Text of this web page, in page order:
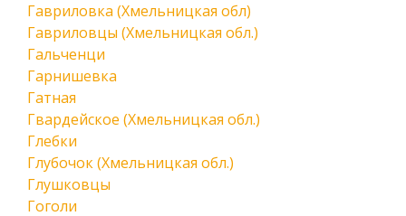
Гавриловка (Хмельницкая обл)
Гавриловцы (Хмельницкая обл.)
Гальченци
Гарнишевка
Гатная
Гвардейское (Хмельницкая обл.)
Глебки
Глубочок (Хмельницкая обл.)
Глушковцы
Гоголи